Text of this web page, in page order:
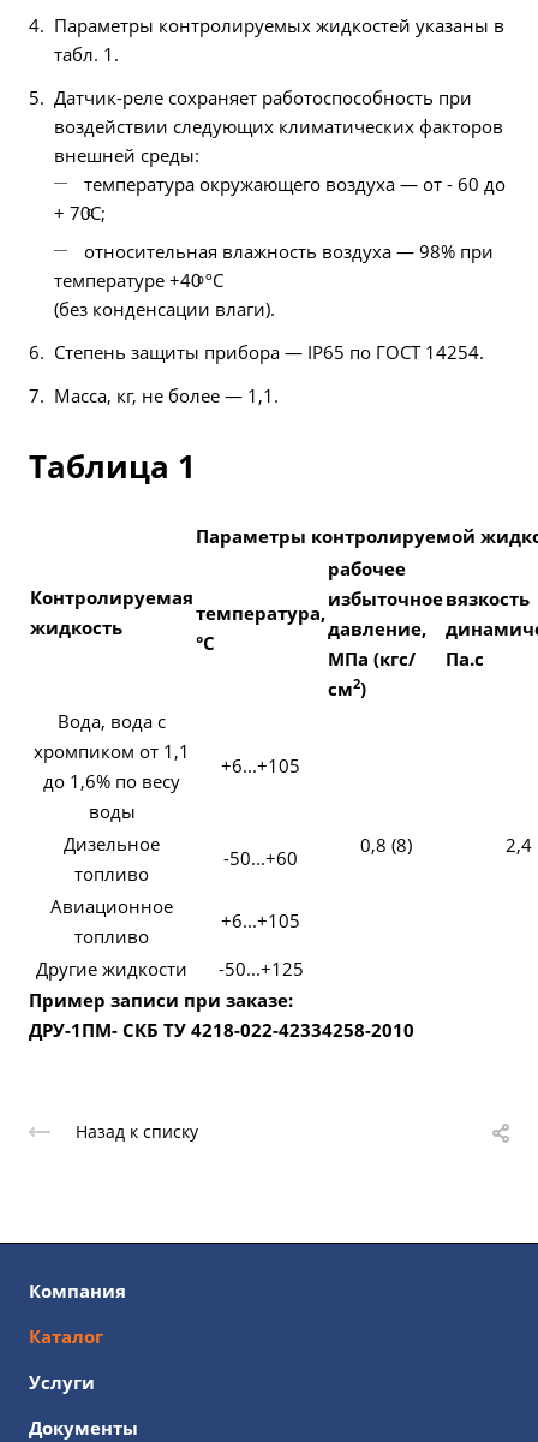
Параметры контролируемых жидкостей указаны в
табл. 1.
Датчик-реле сохраняет работоспособность при
воздействии следующих климатических факторов
внешней среды:
температура окружающего воздуха — от - 60 до
+ 70ͦС;
относительная влажность воздуха — 98% при
температуре +40ͦ ºС
(без конденсации влаги).
Степень защиты прибора — IP65 по ГОСТ 14254.
Масса, кг, не более — 1,1.
Таблица 1
Контролируемая
жидкость
Параметры контролируемой
температура,
°С
рабочее
избыточное
давление,
МПа (кгс/
см2)
вязкость
Па.с
Вода, вода с
хромпиком от 1,1
до 1,6% по весу
воды
+6...+105
0,8 (8) 2,4
Дизельное
топливо
-50...+60
Авиационное
топливо
+6...+105
Другие жидкости
-50...+125
Пример записи при заказе:
ДРУ-1ПМ- СКБ ТУ 4218-022-42334258-2010
Назад к списку
Компания
Каталог
Услуги
Документы